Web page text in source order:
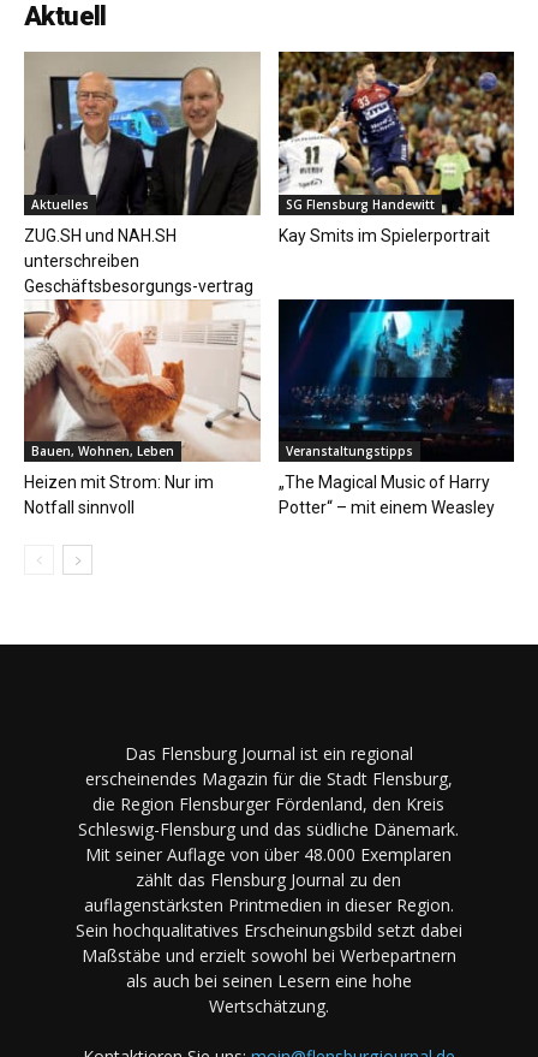
Aktuell
Aktuelles
ZUG.SH und NAH.SH
unterschreiben
Geschäftsbesorgungs-vertrag
SG Flensburg Handewitt
Kay Smits im Spielerportrait
Bauen, Wohnen, Leben
Heizen mit Strom: Nur im
Notfall sinnvoll
Veranstaltungstipps
„The Magical Music of Harry
Potter“ – mit einem Weasley
Das Flensburg Journal ist ein regional
erscheinendes Magazin für die Stadt Flensburg,
die Region Flensburger Fördenland, den Kreis
Schleswig-Flensburg und das südliche Dänemark.
Mit seiner Auflage von über 48.000 Exemplaren
zählt das Flensburg Journal zu den
auflagenstärksten Printmedien in dieser Region.
Sein hochqualitatives Erscheinungsbild setzt dabei
Maßstäbe und erzielt sowohl bei Werbepartnern
als auch bei seinen Lesern eine hohe
Wertschätzung.